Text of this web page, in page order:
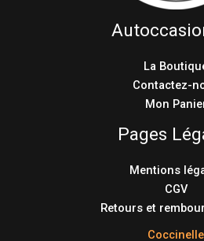
La
Contactez-
Mon
Pages
Mentions
CGV
Retours et
Coccinelle